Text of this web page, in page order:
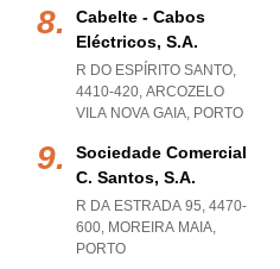
Cabelte - Cabos
Eléctricos, S.a.
R DO ESPÍRITO SANTO,
4410-420, ARCOZELO
VILA NOVA GAIA, PORTO
Sociedade Comercial
C. Santos, S.a.
R DA ESTRADA 95, 4470-
600, MOREIRA MAIA,
PORTO